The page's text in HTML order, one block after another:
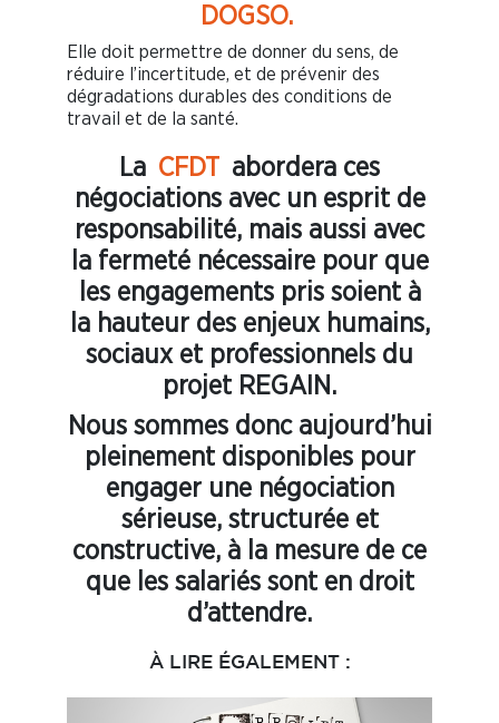
DOGSO.
Elle doit permettre de donner du sens, de
réduire l’incertitude, et de prévenir des
dégradations durables des conditions de
travail et de la santé.
La CFDT abordera ces
négociations avec un esprit de
responsabilité, mais aussi avec
la fermeté nécessaire pour que
les engagements pris soient à
la hauteur des enjeux humains,
sociaux et professionnels du
projet REGAIN.
Nous sommes donc aujourd’hui
pleinement disponibles pour
engager une négociation
sérieuse, structurée et
constructive, à la mesure de ce
que les salariés sont en droit
d’attendre.
À LIRE ÉGALEMENT :